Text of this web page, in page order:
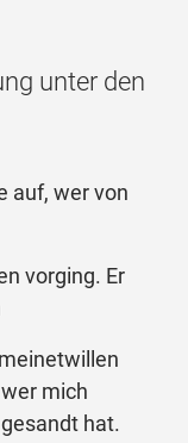
unter den
auf, wer von
vorging. Er
mich
hat.